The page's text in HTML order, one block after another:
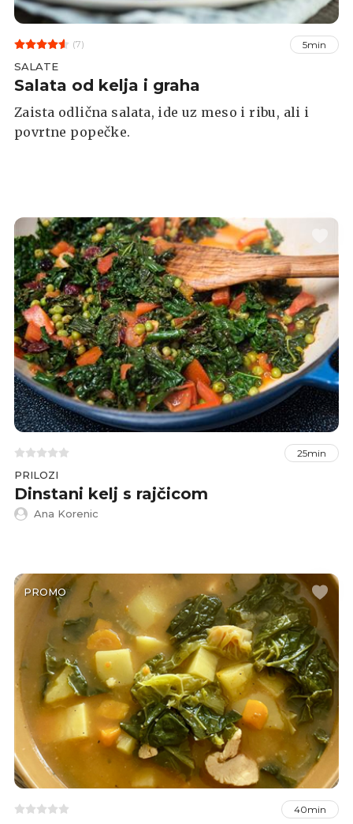
(7) 5min
SALATE
Salata od kelja i graha
Zaista odlična salata, ide uz meso i ribu, ali i
povrtne popečke.
25min
PRILOZI
Dinstani kelj s rajčicom
Ana Korenic
PROMO
40min